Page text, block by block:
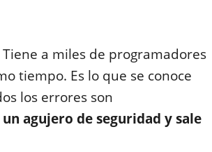
a miles de programadores
tiempo. Es lo que se conoce
los errores son
agujero de seguridad y sale